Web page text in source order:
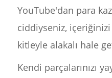
YouTube'dan para
ciddiyseniz,
kitleyle alakalı hale
Kendi parçalarınızı